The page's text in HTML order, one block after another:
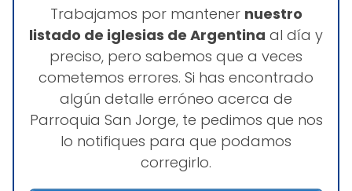
Trabajamos por mantener nuestro
listado de iglesias de Argentina al día y
preciso, pero sabemos que a veces
cometemos errores. Si has encontrado
algún detalle erróneo acerca de
Parroquia San Jorge, te pedimos que nos
lo notifiques para que podamos
corregirlo.